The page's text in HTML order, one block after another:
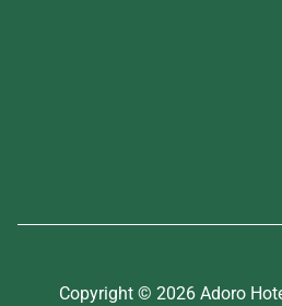
Copyright © 2026 Adoro